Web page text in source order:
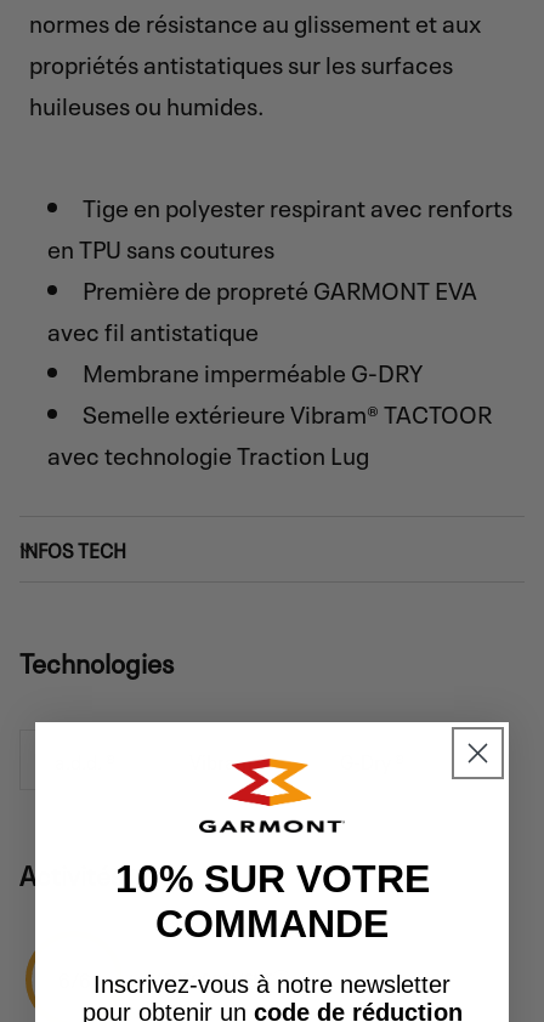
normes de résistance au glissement et aux
propriétés antistatiques sur les surfaces
huileuses ou humides.
Tige en polyester respirant avec renforts
en TPU sans coutures
Première de propreté GARMONT EVA
avec fil antistatique
Membrane imperméable G-DRY
Semelle extérieure Vibram® TACTOOR
avec technologie Traction Lug
INFOS TECH
Technologies
Vibram ®
Activités
LAW ENFORCEMENT
10% SUR VOTRE
COMMANDE
Inscrivez-vous à notre newsletter
pour obtenir un code de réduction